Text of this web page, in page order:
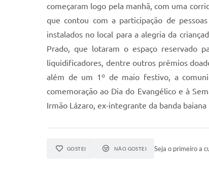
começaram logo pela manhã, com uma
que contou com a participação de
instalados no local para a alegria da
Prado, que lotaram o espaço reservado
liquidificadores, dentre outros prêmios
além de um 1º de maio festivo, a
comemoração ao Dia do Evangélico e à
Irmão Lázaro, ex-integrante da banda
GOSTEI NÃO GOSTEI Seja o primeiro a